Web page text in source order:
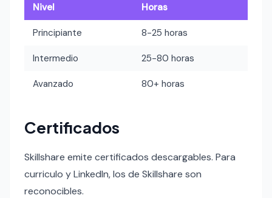
Nivel Horas
Principiante 8-25 horas
Intermedio 25-80 horas
Avanzado 80+ horas
Certificados
Skillshare emite certificados descargables. Para
curriculo y LinkedIn, los de Skillshare son
reconocibles.